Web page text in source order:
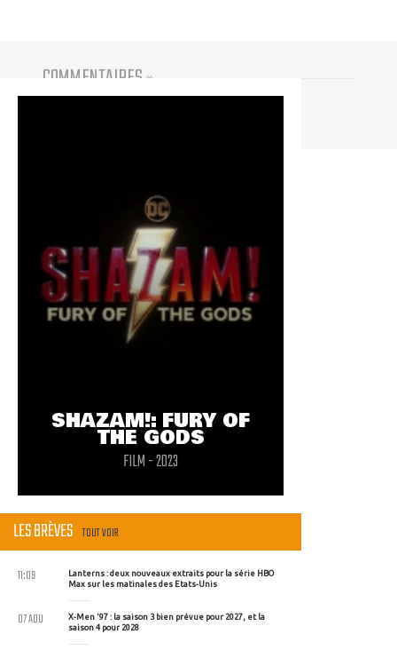
COMMENTAIRES (0)
SHAZAM!: FURY OF
THE GODS
FILM - 2023
LES BRÈVES TOUT VOIR
Lanterns : deux nouveaux extraits pour la série HBO
Max sur les matinales des Etats-Unis
11:09
X-Men '97 : la saison 3 bien prévue pour 2027, et la
saison 4 pour 2028
07 AOU